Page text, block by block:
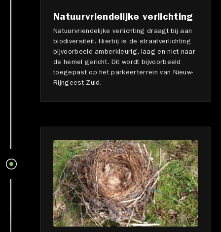
Natuurvriendelijke verlichting
Natuurvriendelijke verlichting draagt bij aan
biodiversiteit. Hierbij is de straatverlichting
bijvoorbeeld amberkleurig, laag en niet naar
de hemel gericht. Dit wordt bijvoorbeeld
toegepast op het parkeerterrein van Nieuw-
Rijngeest Zuid.